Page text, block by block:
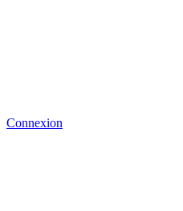
Connexion